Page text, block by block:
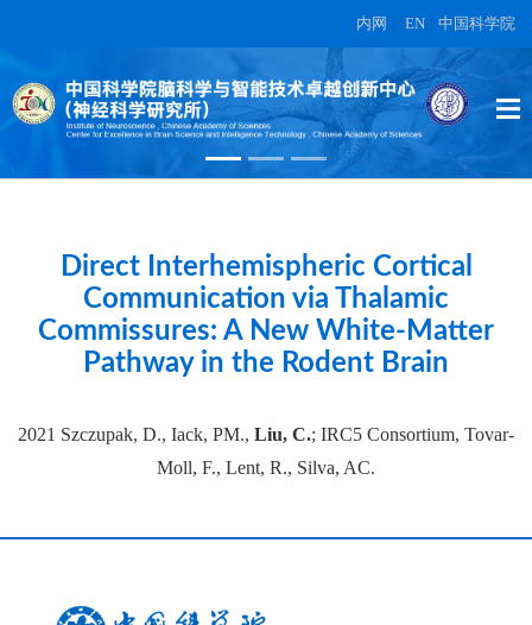
内网 EN 中国科学院
High-dimensional topographic
organization of visual features in the
primate temporal lobe.
在另外数据表中
Direct Interhemispheric Cortical
Communication via Thalamic
Commissures: A New White-Matter
Pathway in the Rodent Brain
2021 Szczupak, D., Iack, PM., Liu, C.; IRC5 Consortium, Tovar-
Moll, F., Lent, R., Silva, AC.